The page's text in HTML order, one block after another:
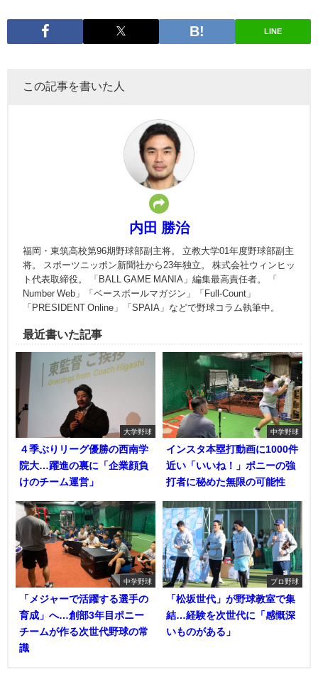
LINE
この記事を書いた人
内田 勝治
福岡・東筑高校第96期野球部副主将。 立教大学01年度野球部副主
将。 スポーツニッポン新聞社から23年独立。 株式会社ウィンヒッ
ト代表取締役。 「BALL GAME MANIA」編集最高責任者。 「
Number Web」「ベースボールマガジン」「Full-Count」
「PRESIDENT Online」「SPAIA」などで野球コラム執筆中。
最近書いた記事
大学野球
４季ぶりリーグ優勝の西南学
院大…躍進の裏に「企業顔負
けのチーム運営」
中学野球
インスタ本塁打動画に1000件
近い「いいね！」ポニーの強
打者に秘めた無限の可能性
中学野球
「メジャーで活躍する選手の
育成」へ…創部3年目ポニー
チームが作る次世代野球の常
識
プロ野球
「松坂世代」が野球教室で集
結…経験を次世代に「感慨深
いものがある」